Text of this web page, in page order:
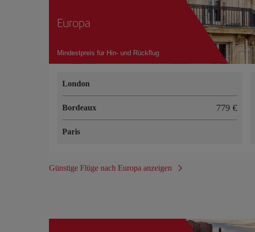
Europa
Mindestpreis für Hin- und Rückflug
London
Bordeaux 779 €
Paris
Günstige Flüge nach Europa anzeigen